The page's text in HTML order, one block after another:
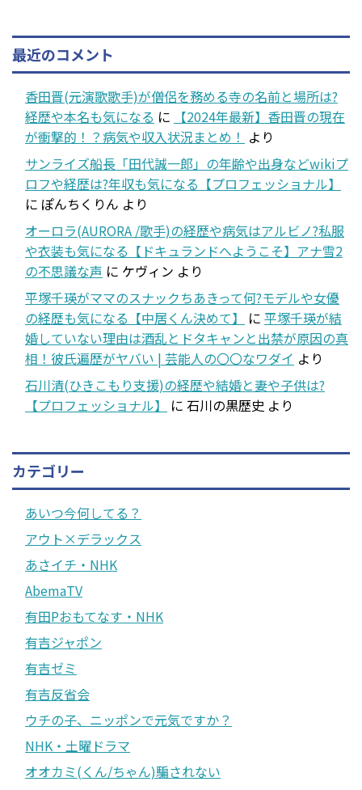
最近のコメント
香田晋(元演歌歌手)が僧侶を務める寺の名前と場所は?
経歴や本名も気になる に
【2024年最新】香田晋の現在
が衝撃的！？病気や収入状況まとめ！ より
サンライズ船長「田代誠一郎」の年齢や出身などwikiプ
ロフや経歴は?年収も気になる【プロフェッショナル】
に ぽんちくりん より
オーロラ(AURORA /歌手)の経歴や病気はアルビノ?私服
や衣装も気になる【ドキュランドへようこそ】アナ雪2
の不思議な声 に ケヴィン より
平塚千瑛がママのスナックちあきって何?モデルや女優
の経歴も気になる【中居くん決めて】
に 平塚千瑛が結
婚していない理由は酒乱とドタキャンと出禁が原因の真
相！彼氏遍歴がヤバい | 芸能人の〇〇なワダイ より
石川清(ひきこもり支援)の経歴や結婚と妻や子供は?
【プロフェッショナル】
に 石川の黒歴史 より
カテゴリー
あいつ今何してる？
アウト×デラックス
あさイチ・NHK
AbemaTV
有田Pおもてなす・NHK
有吉ジャポン
有吉ゼミ
有吉反省会
ウチの子、ニッポンで元気ですか？
NHK・土曜ドラマ
オオカミ(くん/ちゃん)騙されない